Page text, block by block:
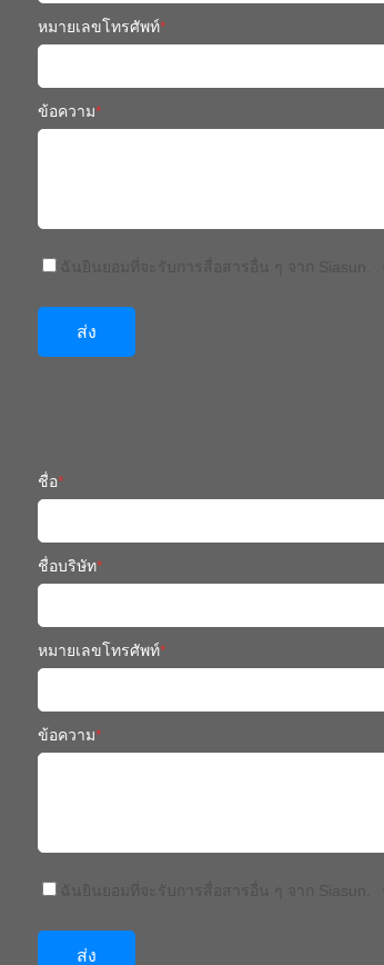
หมายเลขโทรศัพท์*
ข้อความ*
ชื่อ*
ชื่อบริษัท*
หมายเลขโทรศัพท์*
ข้อความ*